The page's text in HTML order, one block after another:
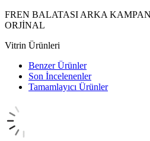
FREN BALATASI ARKA
ORJİNAL
Vitrin Ürünleri
Benzer Ürünler
Son İncelenenler
Tamamlayıcı Ürünler